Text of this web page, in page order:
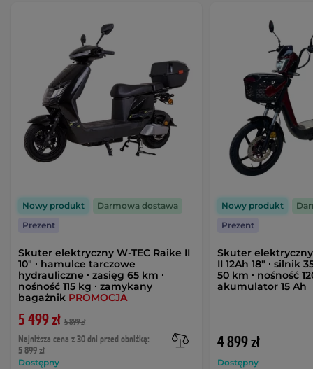
Skuter elektryczny W-TEC Raike II
10" ∙ hamulce tarczowe
hydrauliczne ∙ zasięg 65 km ∙
nośność 115 kg ∙ zamykany
bagażnik PROMOCJA
5 499 zł 5 899 zł
Najniższa cena z 30 dni przed obniżką:
5 899 zł
Dostępny
Nowy produkt
Darmowa dostawa
Prezent
Skuter elektryczny
II 12Ah 18" ∙ silnik
50 km ∙ nośność
akumulator 15 Ah
4 899 zł
Dostępny
Nowy produkt
Prezent